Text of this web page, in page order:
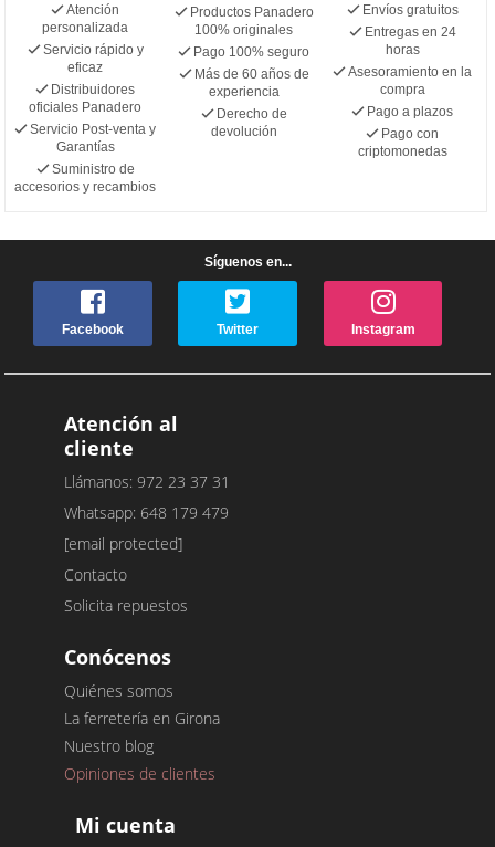
Atención
personalizada
Servicio rápido y
eficaz
Distribuidores
oficiales Panadero
Servicio Post-venta y
Garantías
Suministro de
accesorios y recambios
Productos Panadero
100% originales
Pago 100% seguro
Más de 60 años de
experiencia
Derecho de
devolución
Envíos gratuitos
Entregas en 24
horas
Asesoramiento en la
compra
Pago a plazos
Pago con
criptomonedas
Síguenos en...
Facebook Twitter Instagram
Atención al
cliente
Llámanos: 972 23 37 31
Whatsapp: 648 179 479
[email protected]
Contacto
Solicita repuestos
Conócenos
Quiénes somos
La ferretería en Girona
Nuestro blog
Opiniones de clientes
Mi cuenta